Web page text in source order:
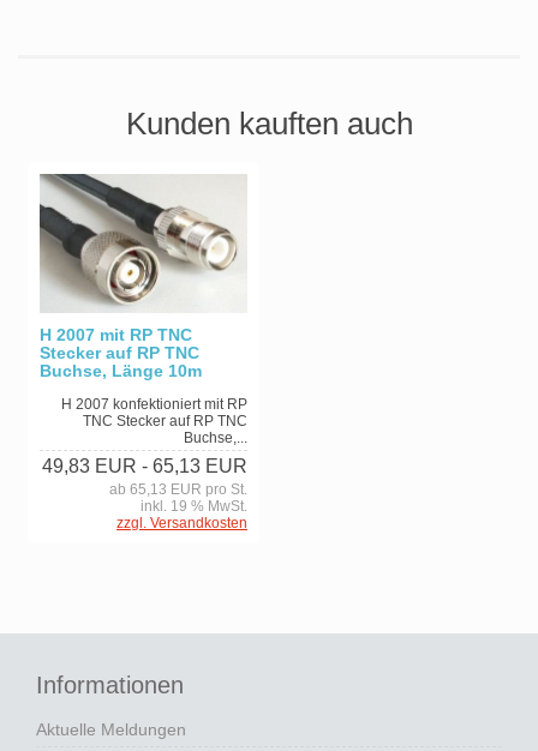
Kunden kauften auch
H 2007 mit RP TNC
Stecker auf RP TNC
Buchse, Länge 10m
H 2007 konfektioniert mit RP
TNC Stecker auf RP TNC
Buchse,...
49,83 EUR - 65,13 EUR
ab 65,13 EUR pro St.
inkl. 19 % MwSt.
zzgl. Versandkosten
Informationen
Aktuelle Meldungen